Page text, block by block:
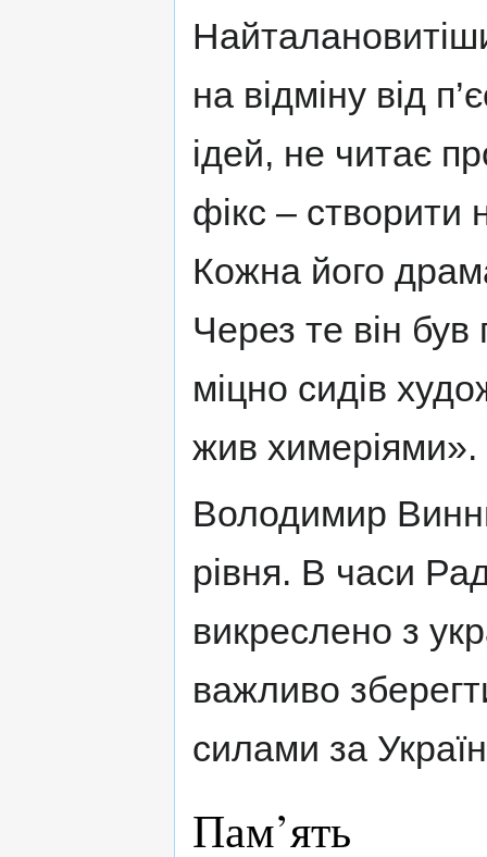
на відміну від
ідей, не читає
фікс –
Кожна його
Через те він
міцно сидів
жив химеріями».
Володимир
рівня. В часи
викреслено з
важливо
силами за
Пам’ять